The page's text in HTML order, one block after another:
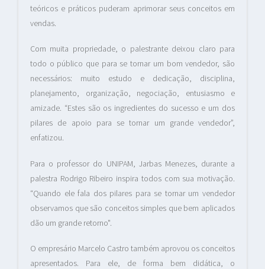
teóricos e práticos puderam aprimorar seus conceitos em
vendas.
Com muita propriedade, o palestrante deixou claro para
todo o público que para se tornar um bom vendedor, são
necessários: muito estudo e dedicação, disciplina,
planejamento, organização, negociação, entusiasmo e
amizade. “Estes são os ingredientes do sucesso e um dos
pilares de apoio para se tornar um grande vendedor”,
enfatizou.
Para o professor do UNIPAM, Jarbas Menezes, durante a
palestra Rodrigo Ribeiro inspira todos com sua motivação.
“Quando ele fala dos pilares para se tornar um vendedor
observamos que são conceitos simples que bem aplicados
dão um grande retorno".
O empresário Marcelo Castro também aprovou os conceitos
apresentados. Para ele, de forma bem didática, o